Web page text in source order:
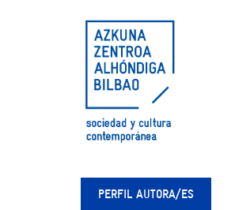
PERFIL AUTORA/ES